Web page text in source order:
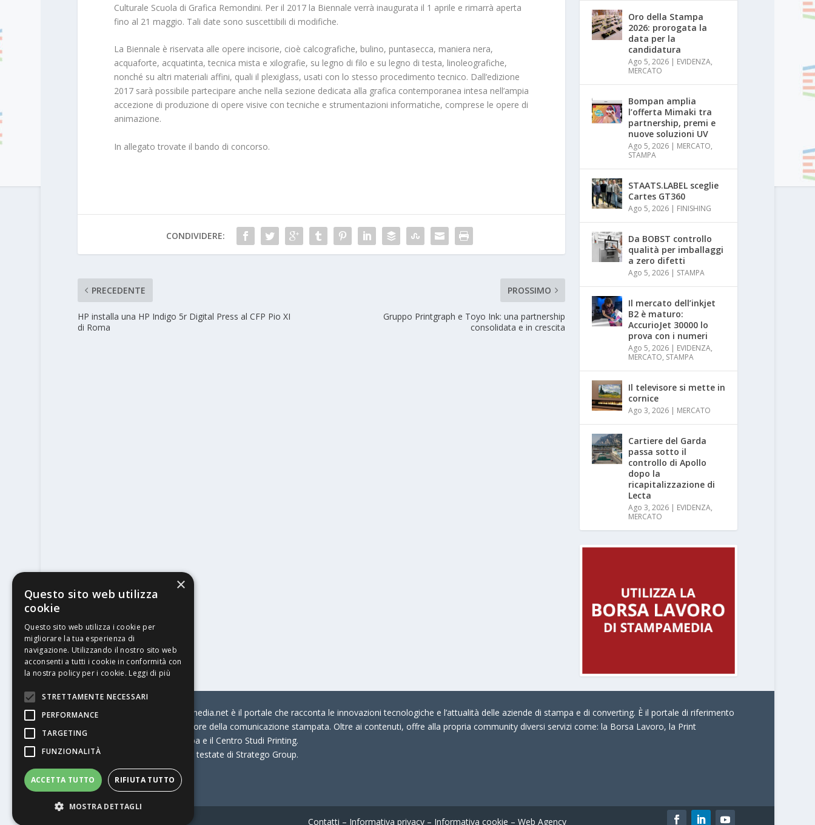
Culturale Scuola di Grafica Remondini. Per il 2017 la Biennale verrà inaugurata il 1 aprile e rimarrà aperta
fino al 21 maggio. Tali date sono suscettibili di modifiche.
La Biennale è riservata alle opere incisorie, cioè calcografiche, bulino, puntasecca, maniera nera,
acquaforte, acquatinta, tecnica mista e xilografie, su legno di filo e su legno di testa, linoleografiche,
nonché su altri materiali affini, quali il plexiglass, usati con lo stesso procedimento tecnico. Dall’edizione
2017 sarà possibile partecipare anche nella sezione dedicata alla grafica contemporanea intesa nell’ampia
accezione di produzione di opere visive con tecniche e strumentazioni informatiche, comprese le opere di
animazione.
In allegato trovate il bando di concorso.
CONDIVIDERE:
PRECEDENTE
HP installa una HP Indigo 5r Digital Press al CFP Pio XI
di Roma
PROSSIMO
Gruppo Printgraph e Toyo Ink: una partnership
consolidata e in crescita
Oro della Stampa
2026: prorogata la
data per la
candidatura
Ago 5, 2026 | EVIDENZA,
MERCATO
Bompan amplia
l’offerta Mimaki tra
partnership, premi e
nuove soluzioni UV
Ago 5, 2026 | MERCATO,
STAMPA
STAATS.LABEL sceglie
Cartes GT360
Ago 5, 2026 | FINISHING
Da BOBST controllo
qualità per imballaggi
a zero difetti
Ago 5, 2026 | STAMPA
Il mercato dell’inkjet
B2 è maturo:
AccurioJet 30000 lo
prova con i numeri
Ago 5, 2026 | EVIDENZA,
MERCATO, STAMPA
Il televisore si mette in
cornice
Ago 3, 2026 | MERCATO
Cartiere del Garda
passa sotto il
controllo di Apollo
dopo la
ricapitalizzazione di
Lecta
Ago 3, 2026 | EVIDENZA,
MERCATO
© Stratego Group –
stampamedia.net è il portale che racconta le innovazioni tecnologiche e l’attualità delle aziende di stampa e di converting. È il portale di riferimento
per chi opera in Italia nel settore della comunicazione stampata. Oltre ai contenuti, offre alla propria community diversi servizi come: la Borsa Lavoro, la Print
Connection, i Big della Stampa e il Centro Studi Printing.
Stampamedia.net è una delle testate di Stratego Group.
Partita IVA07921450156
Contatti – Informativa privacy– Informativa cookie – Web Agency
×
Questo sito web utilizza
cookie
Questo sito web utilizza i cookie per
migliorare la tua esperienza di
navigazione. Utilizzando il nostro sito web
acconsenti a tutti i cookie in conformità con
la nostra policy per i cookie. Leggi di più
STRETTAMENTE NECESSARI
PERFORMANCE
TARGETING
FUNZIONALITÀ
ACCETTA TUTTO RIFIUTA TUTTO
MOSTRA DETTAGLI